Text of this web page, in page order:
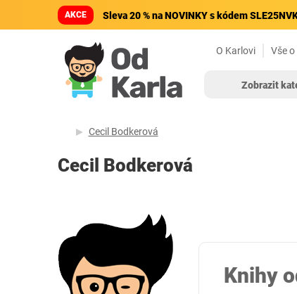
AKCE Sleva 20 % na NOVINKY s kódem
O Karlovi Vše
Zobrazit
Cecil Bodkerová
Cecil Bodkerová
Knihy